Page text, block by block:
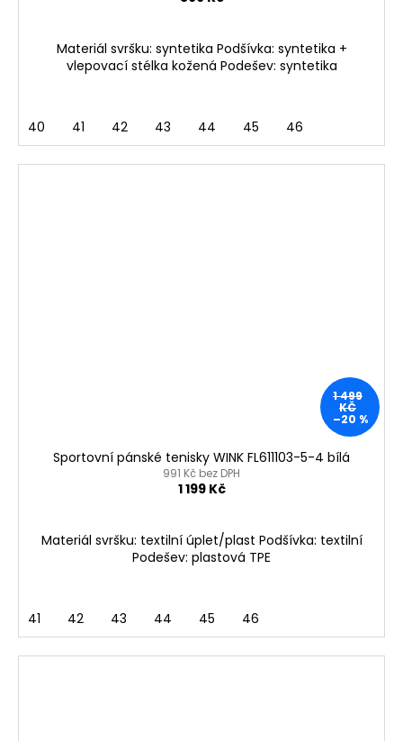
Materiál svršku: syntetika Podšívka: syntetika +
vlepovací stélka kožená Podešev: syntetika
40 41 42 43 44 45 46
1 499
KČ
–20 %
Sportovní pánské tenisky WINK FL611103-5-4 bílá
991 Kč bez DPH
1 199 Kč
Materiál svršku: textilní úplet/plast Podšívka: textilní
Podešev: plastová TPE
41 42 43 44 45 46